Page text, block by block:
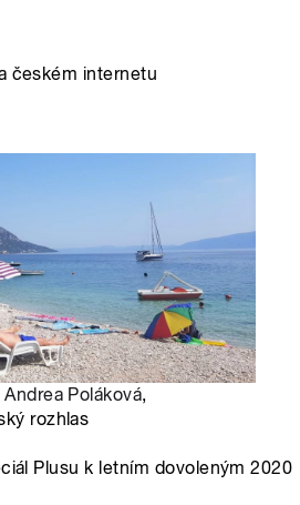
českém internetu
Andrea Poláková,
rozhlas
Plusu k letním dovoleným 2020